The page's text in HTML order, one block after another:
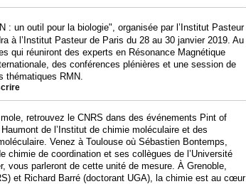
: un outil pour la biologie", organisée par l’Institut Pasteur
à l’Institut Pasteur de Paris du 28 au 30 janvier 2019. Au
qui réuniront des experts en Résonance Magnétique
des conférences plénières et une session de
thématiques RMN.
retrouvez le CNRS dans des événements Pint of
de l’Institut de chimie moléculaire et des
Venez à Toulouse où Sébastien Bontemps,
chimie de coordination et ses collègues de l’Université
vous parleront de cette unité de mesure. À Grenoble,
et Richard Barré (doctorant UGA), la chimie est au cœur